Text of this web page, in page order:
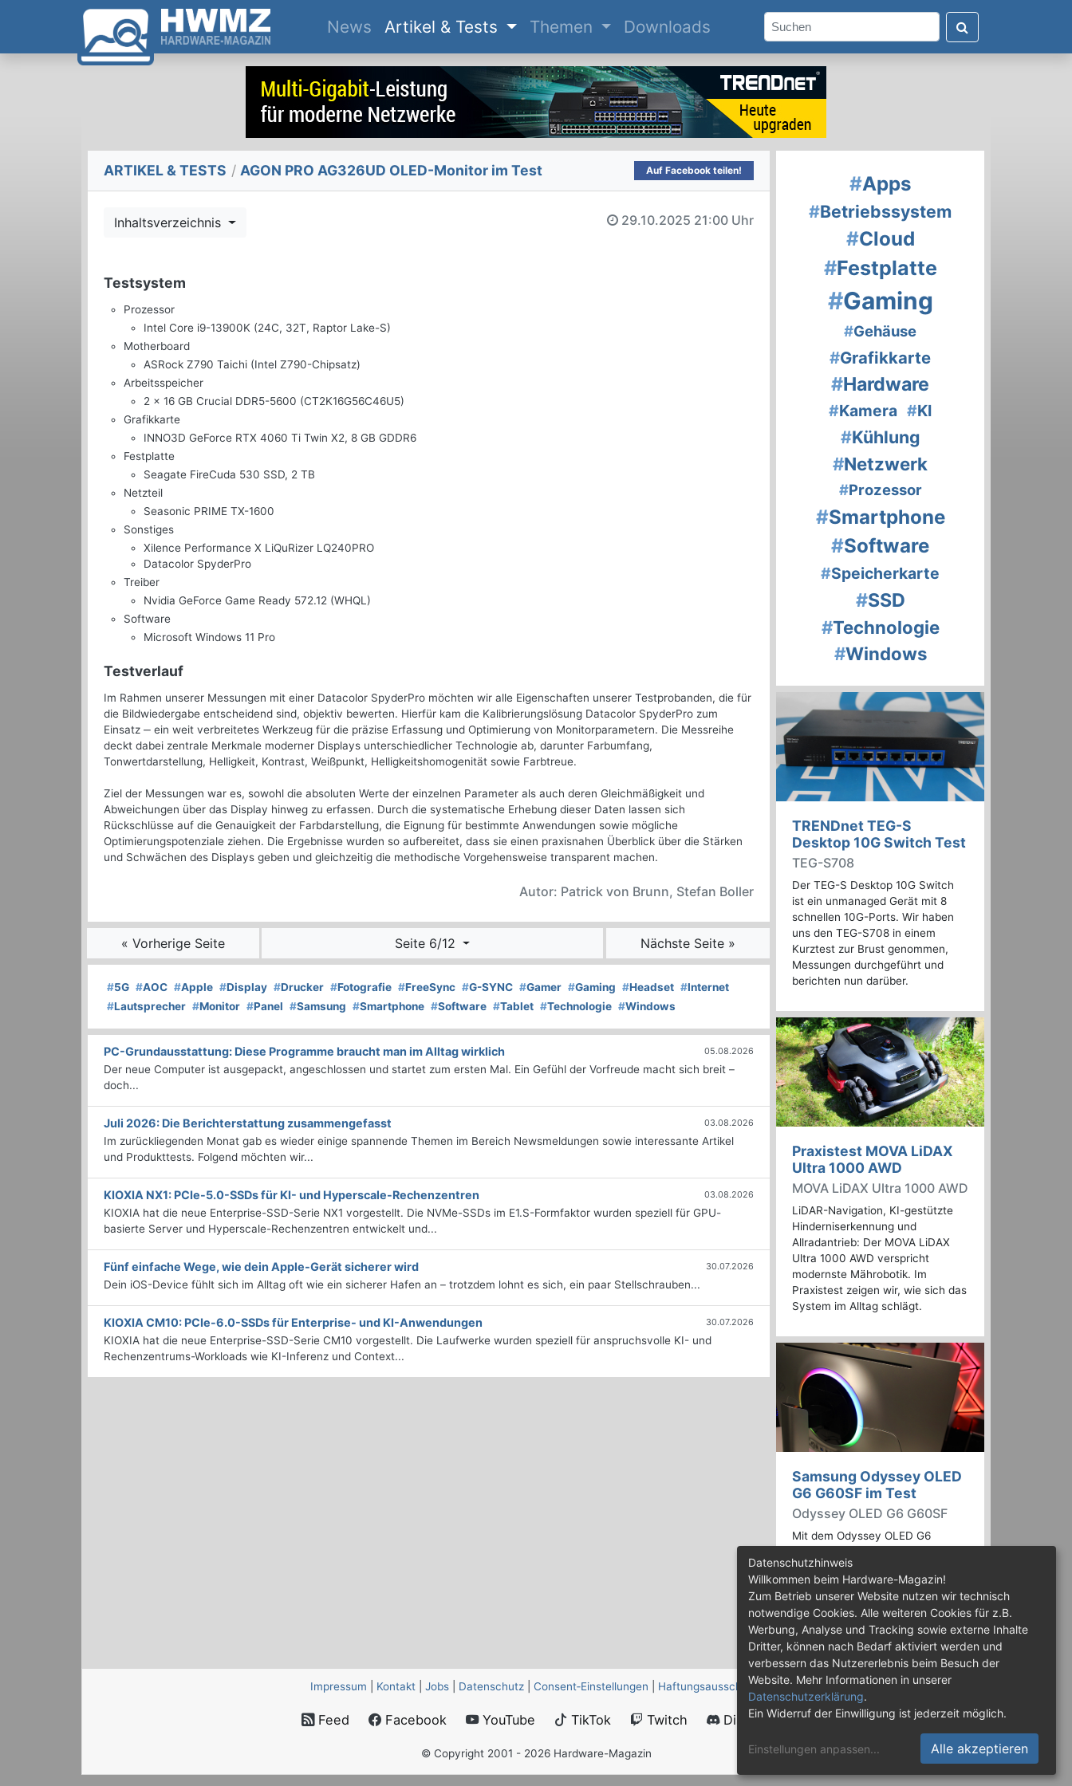
News(current)
Artikel & Tests Themen Downloads
ARTIKEL & TESTS / AGON PRO AG326UD OLED-Monitor im Test Auf Facebook teilen!
Inhaltsverzeichnis 29.10.2025 21:00 Uhr
Testsystem
Prozessor
Intel Core i9-13900K (24C, 32T, Raptor Lake-S)
Motherboard
ASRock Z790 Taichi (Intel Z790-Chipsatz)
Arbeitsspeicher
2 x 16 GB Crucial DDR5-5600 (CT2K16G56C46U5)
Grafikkarte
INNO3D GeForce RTX 4060 Ti Twin X2, 8 GB GDDR6
Festplatte
Seagate FireCuda 530 SSD, 2 TB
Netzteil
Seasonic PRIME TX-1600
Sonstiges
Xilence Performance X LiQuRizer LQ240PRO
Datacolor SpyderPro
Treiber
Nvidia GeForce Game Ready 572.12 (WHQL)
Software
Microsoft Windows 11 Pro
Testverlauf
Im Rahmen unserer Messungen mit einer Datacolor SpyderPro möchten wir alle Eigenschaften unserer Testprobanden, die für
die Bildwiedergabe entscheidend sind, objektiv bewerten. Hierfür kam die Kalibrierungslösung Datacolor SpyderPro zum
Einsatz ‒ ein weit verbreitetes Werkzeug für die präzise Erfassung und Optimierung von Monitorparametern. Die Messreihe
deckt dabei zentrale Merkmale moderner Displays unterschiedlicher Technologie ab, darunter Farbumfang,
Tonwertdarstellung, Helligkeit, Kontrast, Weißpunkt, Helligkeitshomogenität sowie Farbtreue.
Ziel der Messungen war es, sowohl die absoluten Werte der einzelnen Parameter als auch deren Gleichmäßigkeit und
Abweichungen über das Display hinweg zu erfassen. Durch die systematische Erhebung dieser Daten lassen sich
Rückschlüsse auf die Genauigkeit der Farbdarstellung, die Eignung für bestimmte Anwendungen sowie mögliche
Optimierungspotenziale ziehen. Die Ergebnisse wurden so aufbereitet, dass sie einen praxisnahen Überblick über die Stärken
und Schwächen des Displays geben und gleichzeitig die methodische Vorgehensweise transparent machen.
Autor: Patrick von Brunn, Stefan Boller
« Vorherige Seite Seite 6/12 Nächste Seite »
#5G #AOC #Apple #Display #Drucker #Fotografie #FreeSync #G-SYNC #Gamer #Gaming #Headset #Internet
#Lautsprecher #Monitor #Panel #Samsung #Smartphone #Software #Tablet #Technologie #Windows
PC-Grundausstattung: Diese Programme braucht man im Alltag wirklich 05.08.2026
Der neue Computer ist ausgepackt, angeschlossen und startet zum ersten Mal. Ein Gefühl der Vorfreude macht sich breit –
doch...
Juli 2026: Die Bericht­erstattung zusammengefasst 03.08.2026
Im zurückliegenden Monat gab es wieder einige spannende Themen im Bereich Newsmeldungen sowie interessante Artikel
und Produkttests. Folgend möchten wir...
KIOXIA NX1: PCIe-5.0-SSDs für KI- und Hyperscale-Rechenzentren 03.08.2026
KIOXIA hat die neue Enterprise-SSD-Serie NX1 vorgestellt. Die NVMe-SSDs im E1.S-Formfaktor wurden speziell für GPU-
basierte Server und Hyperscale-Rechenzentren entwickelt und...
Fünf einfache Wege, wie dein Apple-Gerät sicherer wird 30.07.2026
Dein iOS-Device fühlt sich im Alltag oft wie ein sicherer Hafen an – trotzdem lohnt es sich, ein paar Stellschrauben...
KIOXIA CM10: PCIe-6.0-SSDs für Enterprise- und KI-Anwendungen 30.07.2026
KIOXIA hat die neue Enterprise-SSD-Serie CM10 vorgestellt. Die Laufwerke wurden speziell für anspruchsvolle KI- und
Rechenzentrums-Workloads wie KI-Inferenz und Context...
#Apps
#Betriebssystem
#Cloud
#Festplatte
#Gaming
#Gehäuse
#Grafikkarte
#Hardware
#Kamera #KI
#Kühlung
#Netzwerk
#Prozessor
#Smartphone
#Software
#Speicherkarte
#SSD
#Technologie
#Windows
TRENDnet TEG-S
Desktop 10G Switch Test
TEG-S708
Der TEG-S Desktop 10G Switch
ist ein unmanaged Gerät mit 8
schnellen 10G-Ports. Wir haben
uns den TEG-S708 in einem
Kurztest zur Brust genommen,
Messungen durchgeführt und
berichten nun darüber.
Praxistest MOVA LiDAX
Ultra 1000 AWD
MOVA LiDAX Ultra 1000 AWD
LiDAR-Navigation, KI-gestützte
Hinderniserkennung und
Allradantrieb: Der MOVA LiDAX
Ultra 1000 AWD verspricht
modernste Mährobotik. Im
Praxistest zeigen wir, wie sich das
System im Alltag schlägt.
Samsung Odyssey OLED
G6 G60SF im Test
Odyssey OLED G6 G60SF
Mit dem Odyssey OLED G6
OLED Gaming-Monitor mit
schnellem 500-Hz-Panel und
WQHD-Auflösung an. Wir haben
den 27 Zoll großen Monitor auf
Herz und Nieren geprüft.
Impressum Kontakt Jobs Datenschutz Consent‑Einstellungen Haftungsausschluss
Feed Facebook YouTube TikTok Twitch Discord
© Copyright 2001 - 2026 Hardware-Magazin
Datenschutzhinweis
Willkommen beim Hardware-Magazin!
Zum Betrieb unserer Website nutzen wir technisch
notwendige Cookies. Alle weiteren Cookies für z.B.
Werbung, Analyse und Tracking sowie externe Inhalte
Dritter, können nach Bedarf aktiviert werden und
verbessern das Nutzererlebnis beim Besuch der
Website. Mehr Informationen in unserer
Datenschutzerklärung.
Ein Widerruf der Einwilligung ist jederzeit möglich.
Einstellungen anpassen... Alle akzeptieren